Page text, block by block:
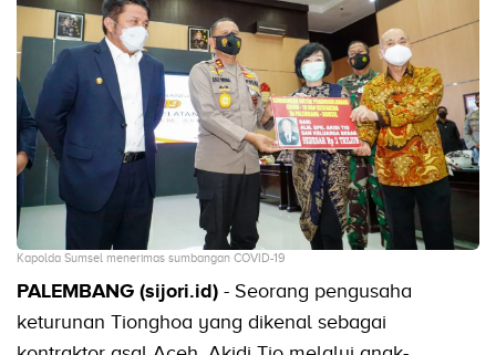
Kapolda Sumsel menerimas sumbangan COVID-19
PALEMBANG (sijori.id) - Seorang pengusaha
keturunan Tionghoa yang dikenal sebagai